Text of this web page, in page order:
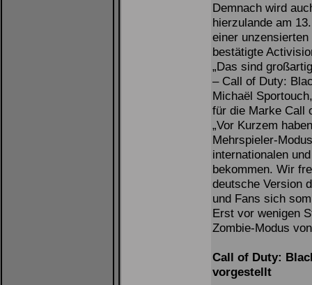
Demnach wird
hierzulande am
einer
bestätigte
„Das sind
– Call of Duty:
Michaël
für die Marke Call
„Vor Kurzem
Mehrspieler-
internationalen
bekommen. Wir
deutsche Version
und Fans sich
Erst vor wenigen
Zombie-Modus
Call of Duty:
vorgestellt